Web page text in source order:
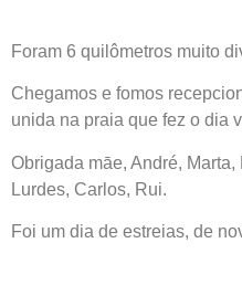
Foram 6 quilômetros muito
Chegamos e fomos
unida na praia que fez o dia
Obrigada māe, André,
Lurdes, Carlos, Rui.
Foi um dia de estreias, de